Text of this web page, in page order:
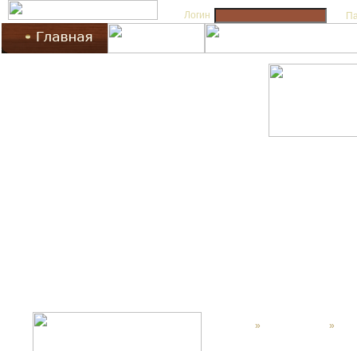
Логин
» »